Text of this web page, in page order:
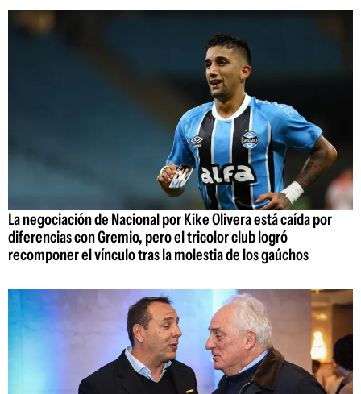
La negociación de Nacional por Kike Olivera está caída por
diferencias con Gremio, pero el tricolor club logró
recomponer el vínculo tras la molestia de los gaúchos